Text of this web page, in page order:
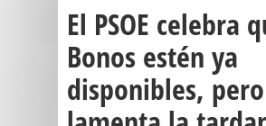
El PSOE celebra
Bonos estén ya
disponibles, pero